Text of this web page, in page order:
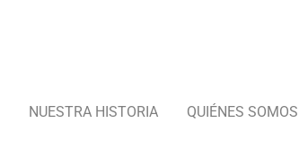
NUESTRA HISTORIA QUIÉNES SOMOS